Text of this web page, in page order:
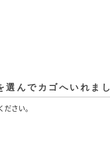
選んでカゴへいれま
さい。